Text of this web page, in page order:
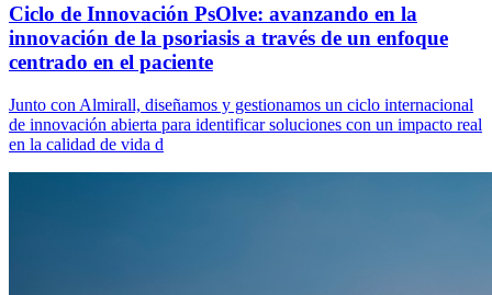
Ciclo de Innovación PsOlve: avanzando en la
innovación de la psoriasis a través de un enfoque
centrado en el paciente
Junto con Almirall, diseñamos y gestionamos un ciclo internacional
de innovación abierta para identificar soluciones con un impacto real
en la calidad de vida d